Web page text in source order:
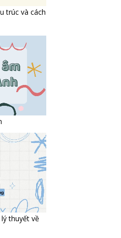
trúc và cách
thuyết về